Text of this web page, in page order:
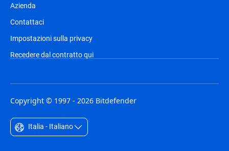
Azienda
Contattaci
Impostazioni sulla privacy
Recedere dal contratto qui
Copyright © 1997 - 2026 Bitdefender
Italia - Italiano